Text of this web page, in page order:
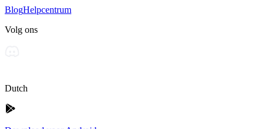
BlogHelpcentrum
Volg ons
Dutch